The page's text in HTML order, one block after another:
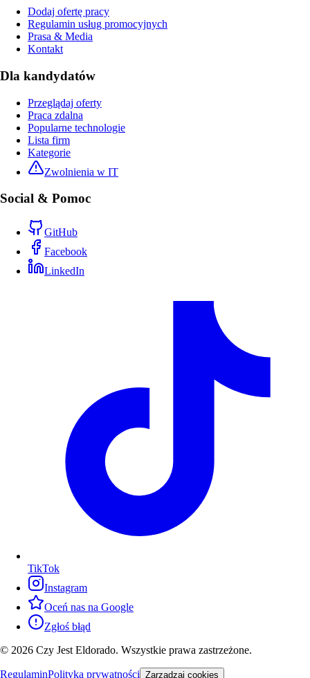
Dodaj ofertę pracy
Regulamin usług promocyjnych
Prasa & Media
Kontakt
Dla kandydatów
Przeglądaj oferty
Praca zdalna
Popularne technologie
Lista firm
Kategorie
Zwolnienia w IT
Social & Pomoc
GitHub
Facebook
LinkedIn
TikTok
Instagram
Oceń nas na Google
Zgłoś błąd
© 2026 Czy Jest Eldorado. Wszystkie prawa zastrzeżone.
RegulaminPolityka prywatności Zarządzaj cookies